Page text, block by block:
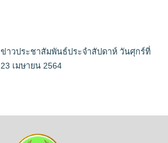
ข่าวประชาสัมพันธ์ประจำสัปดาห์ วันศุกร์ที่
23 เมษายน 2564